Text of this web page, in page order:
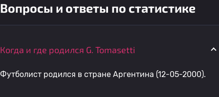
Вопросы и ответы по статистике
Когда и где родился G. Tomasetti
Футболист родился в стране Аргентина (12-05-2000).